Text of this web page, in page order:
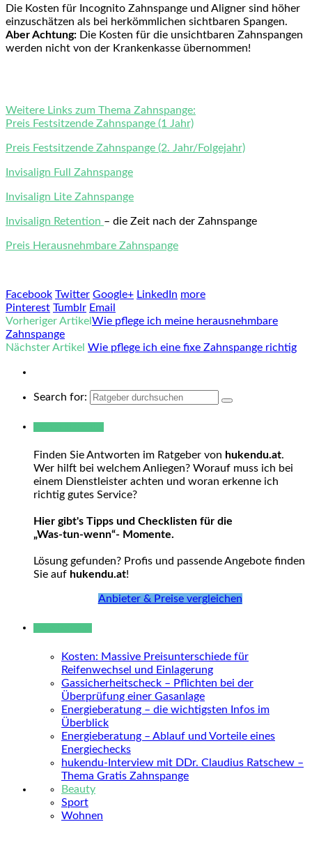
Die Kosten für Incognito Zahnspange und Aligner sind höher
einzuschätzen als bei herkömmlichen sichtbaren Spangen.
Aber Achtung: Die Kosten für die unsichtbaren Zahnspangen
werden nicht von der Krankenkasse übernommen!
Weitere Links zum Thema Zahnspange:
Preis Festsitzende Zahnspange (1 Jahr)
Preis Festsitzende Zahnspange (2. Jahr/Folgejahr)
Invisalign Full Zahnspange
Invisalign Lite Zahnspange
Invisalign Retention – die Zeit nach der Zahnspange
Preis Herausnehmbare Zahnspange
Facebook Twitter Google+ LinkedIn more
Pinterest Tumblr Email
Vorheriger Artikel Wie pflege ich meine herausnehmbare
Zahnspange
Nächster Artikel Wie pflege ich eine fixe Zahnspange richtig
Search for:
Finden Sie Antworten im Ratgeber von hukendu.at.
Wer hilft bei welchem Anliegen? Worauf muss ich bei
einem Dienstleister achten und woran erkenne ich
richtig gutes Service?
Hier gibt's Tipps und Checklisten für die
„Was-tun-wenn“- Momente.
Lösung gefunden? Profis und passende Angebote finden
Sie auf hukendu.at!
Anbieter & Preise vergleichen
Kosten: Massive Preisunterschiede für
Reifenwechsel und Einlagerung
Gassicherheitscheck – Pflichten bei der
Überprüfung einer Gasanlage
Energieberatung – die wichtigsten Infos im
Überblick
Energieberatung – Ablauf und Vorteile eines
Energiechecks
hukendu-Interview mit DDr. Claudius Ratschew –
Thema Gratis Zahnspange
Beauty
Sport
Wohnen